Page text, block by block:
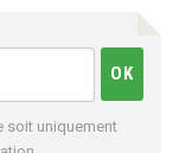
soit uniquement